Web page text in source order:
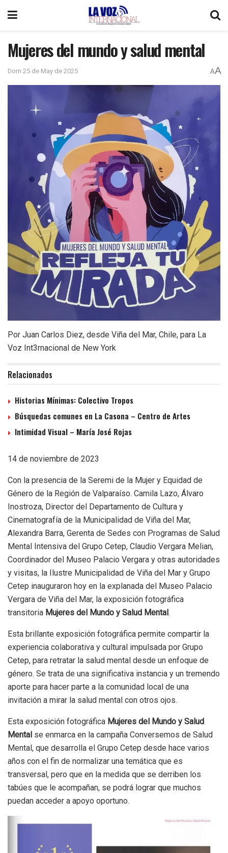
Mujeres del mundo y salud mental
Dom 25 de May de 2025 AA
Por Juan Carlos Diez, desde Viña del Mar, Chile, para La
Voz Int3rnacional de New York
Relacionados
Historias Mínimas: Colectivo Tropos
Búsquedas comunes en La Casona – Centro de Artes
Intimidad Visual – María José Rojas
14 de noviembre de 2023
Con la presencia de la Seremi de la Mujer y Equidad de
Género de la Región de Valparaíso. Camila Lazo, Álvaro
Inostroza, Director del Departamento de Cultura y
Cinematografía de la Municipalidad de Viña del Mar,
Alexandra Barra, Gerenta de Sedes con Programas de Salud
Mental Intensiva del Grupo Cetep, Claudio Vergara Melian,
Coordinador del Museo Palacio Vergara y otras autoridades
y visitas, la Ilustre Municipalidad de Viña del Mar y Grupo
Cetep inauguraron hoy en la explanada del Museo Palacio
Vergara de Viña del Mar, la exposición fotográfica
transitoria Mujeres del Mundo y Salud Mental.
Esta brillante exposición fotográfica permite compartir la
experiencia colaborativa y cultural impulsada por Grupo
Cetep, para retratar la salud mental desde un enfoque de
género. Se trata de una significativa instancia y un tremendo
aporte para hacer parte a la comunidad local de una
invitación a mirar la salud mental con otros ojos.
Esta exposición fotográfica Mujeres del Mundo y Salud
Mental se enmarca en la campaña Conversemos de Salud
Mental, que desarrolla el Grupo Cetep desde hace varios
años con el fin de normalizar una temática que es
transversal, pero que en la medida que se derriben los
tabúes que le acompañan, se podrá lograr que muchos
puedan acceder a apoyo oportuno.